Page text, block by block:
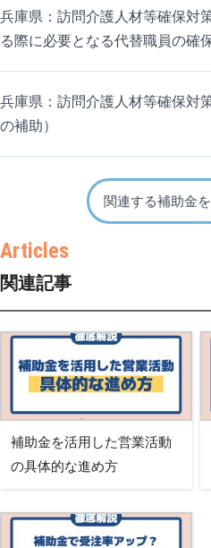
兵庫県：訪問介護人材等確保対
る際に必要となる代替職員の確
兵庫県：訪問介護人材等確保対
の補助）
関連する補助金
関連記事
補助金を活用した営業活動
の具体的な進め方